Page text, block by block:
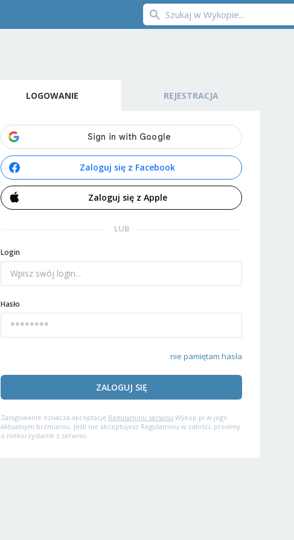
LOGOWANIE REJESTRACJA
Zaloguj się z Facebook
Zaloguj się z Apple
LUB
Login
Hasło
nie pamiętam hasła
ZALOGUJ SIĘ
Zalogowanie oznacza akceptację Regulaminu serwisu Wykop.pl w jego
aktualnym brzmieniu. Jeśli nie akceptujesz Regulaminu w całości, prosimy
o niekorzystanie z serwisu.